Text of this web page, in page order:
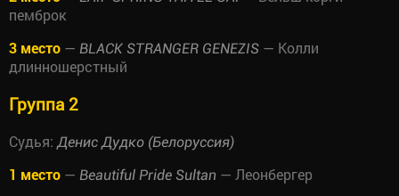
пемброк
3 место — BLACK STRANGER GENEZIS — Колли
длинношерстный
Группа 2
Судья: Денис Дудко (Белоруссия)
1 место — Beautiful Pride Sultan — Леонбергер